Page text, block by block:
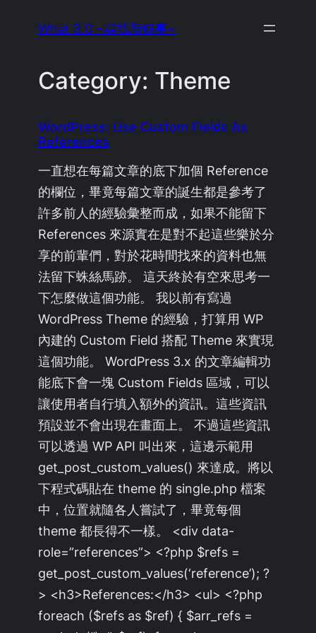
What 3.0 ~尋找新鮮事~
Category: Theme
WordPress: Use Custom Fields As
References
一直想在每篇文章的底下加個 Reference
的欄位，畢竟每篇文章的誕生都是參考了
許多前人的經驗彙整而成，如果不能留下
References 來源實在是對不起這些樂於分
享的前輩們，對於花時間找來的資料也無
法留下蛛絲馬跡。 這天終於有空來思考一
下怎麼做這個功能。 我以前有寫過
WordPress Theme 的經驗，打算用 WP
內建的 Custom Field 搭配 Theme 來實現
這個功能。 WordPress 3.x 的文章編輯功
能底下會一塊 Custom Fields 區域，可以
讓使用者自行填入額外的資訊。這些資訊
預設並不會出現在畫面上。 不過這些資訊
可以透過 WP API 叫出來，這邊示範用
get_post_custom_values() 來達成。將以
下程式碼貼在 theme 的 single.php 檔案
中，位置就隨各人嘗試了，畢竟每個
theme 都長得不一樣。 <div data-
role=”references”> <?php $refs =
get_post_custom_values(‘reference’); ?
> <h3>References:</h3> <ul> <?php
foreach ($refs as $ref) { $arr_refs =